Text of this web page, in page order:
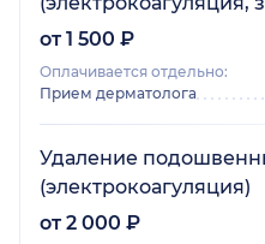
от 1 500 ₽
Оплачивается отдельно:
Прием дерматолога
Удаление
(электрокоагуляция)
от 2 000 ₽